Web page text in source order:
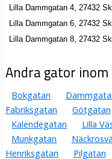
Lilla Dammgatan 4, 27432
Lilla Dammgatan 6, 27432
Lilla Dammgatan 8, 27432
Andra gator
Bokgatan
Fabriksgatan
Götgatan
Kalendegatan
Lilla
Munkgatan
Henriksgatan
Pilgatan